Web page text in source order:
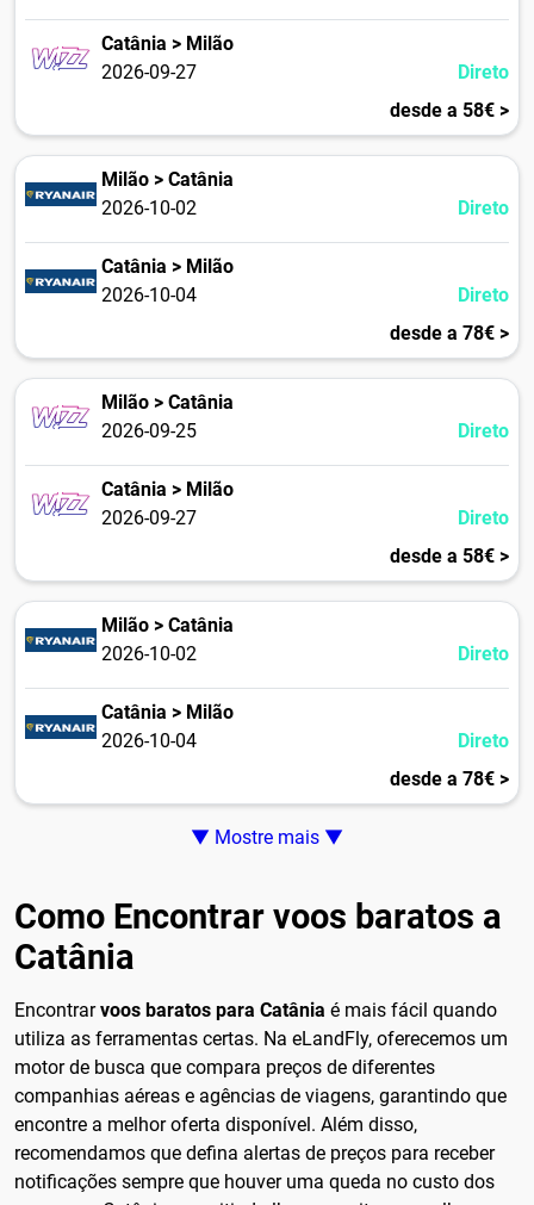
Catânia > Milão
2026-09-27
Direto
desde a 58€ >
Milão > Catânia
2026-10-02
Direto
Catânia > Milão
2026-10-04
Direto
desde a 78€ >
Milão > Catânia
2026-09-25
Direto
Catânia > Milão
2026-09-27
Direto
desde a 58€ >
Milão > Catânia
2026-10-02
Direto
Catânia > Milão
2026-10-04
Direto
desde a 78€ >
▼ Mostre mais ▼
Como Encontrar voos baratos a
Catânia
Encontrarvoos baratos para Catânia é mais fácil quando
utiliza as ferramentas certas. Na eLandFly, oferecemos um
motor de busca que compara preços de diferentes
companhias aéreas e agências de viagens, garantindo que
encontre a melhor oferta disponível. Além disso,
recomendamos que defina alertas de preços para receber
notificações sempre que houver uma queda no custo dos